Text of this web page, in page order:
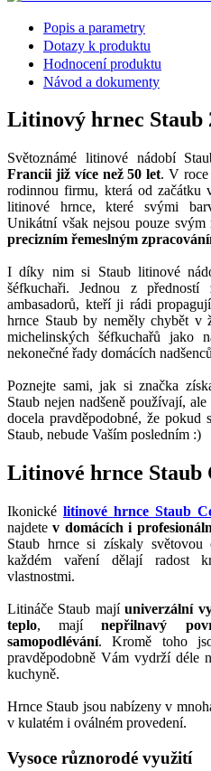
Popis a parametry
Dotazy k produktu
Hodnocení produktu
Návod a dokumenty
Litinový hrnec Staub
Světoznámé litinové nádobí
Francii již více než 50 let. V roce
rodinnou firmu, která od začátku
litinové hrnce, které svými
Unikátní však nejsou pouze svým
precizním řemeslným
I díky nim si Staub litinové
šéfkuchaři. Jednou z
ambasadorů, kteří ji rádi
hrnce Staub by neměly chybět v
michelinských šéfkuchařů jako
nekonečné řady domácích
Poznejte sami, jak si značka
Staub nejen nadšeně používají,
docela pravděpodobné, že
Staub, nebude Vaším posledním :)
Litinové hrnce Staub
Ikonické litinové hrnce Staub
najdetev domácích i
Staub hrnce si získaly
každém vaření dělají radost
vlastnostmi.
Litináče Staub majíuniverzální
teplo, majínepřilnavý
samopodlévání. Kromě toho
pravděpodobně Vám vydrží déle
kuchyně.
Hrnce Staub jsou nabízeny v
v kulatém i oválném provedení.
Vysoce různorodé využití